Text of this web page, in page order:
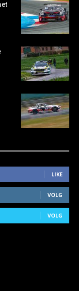
LIKE
VOLG
VOLG